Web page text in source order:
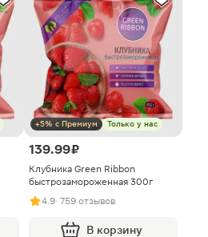
+5% с Премиум Только у нас
139.99 ₽
Клубника Green Ribbon
быстрозамороженная 300г
4.9· 759 отзывов
В корзину